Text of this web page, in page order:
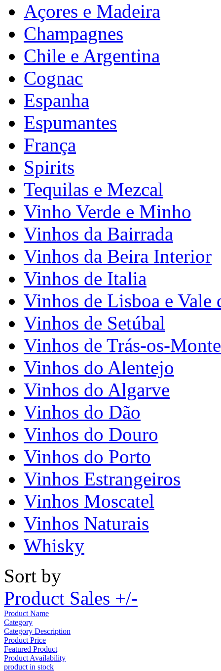
Açores e Madeira
Champagnes
Chile e Argentina
Cognac
Espanha
Espumantes
França
Spirits
Tequilas e Mezcal
Vinho Verde e Minho
Vinhos da Bairrada
Vinhos da Beira Interior
Vinhos de Italia
Vinhos de Lisboa e Vale
Vinhos de Setúbal
Vinhos de Trás-os-
Vinhos do Alentejo
Vinhos do Algarve
Vinhos do Dão
Vinhos do Douro
Vinhos do Porto
Vinhos Estrangeiros
Vinhos Moscatel
Vinhos Naturais
Whisky
Sort by
Product Sales +/-
Product Name
Category
Category Description
Product Price
Featured Product
Product Availability
product in stock